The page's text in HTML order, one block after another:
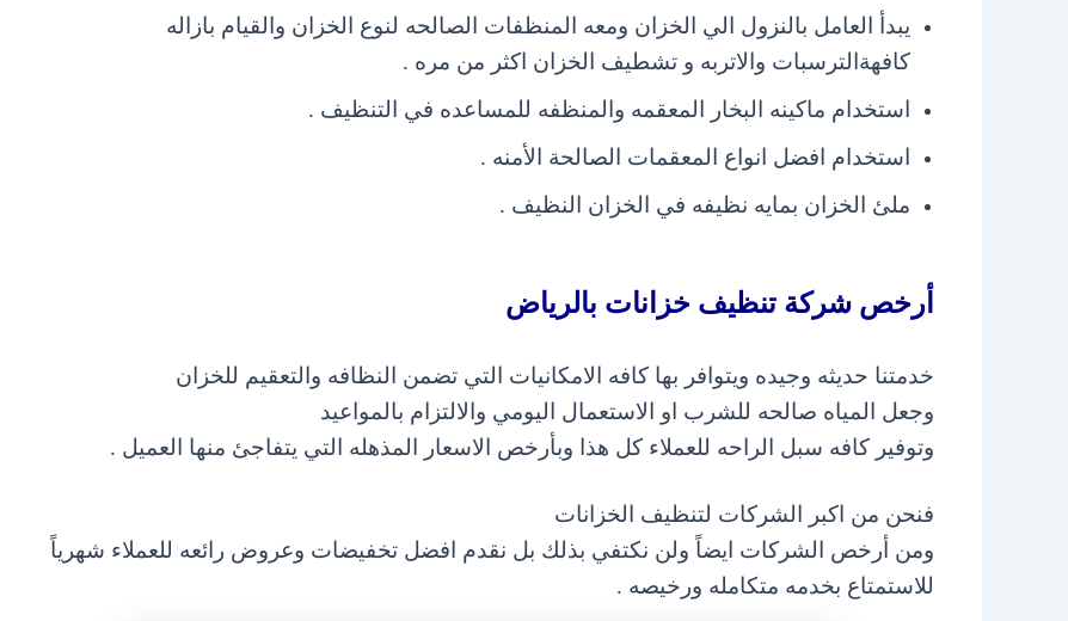
يبدأ العامل بالنزول الي الخزان ومعه المنظفات الصالحه لنوع الخزان والقيام بازاله
كافهةالترسبات و الاتربه و تشطيف الخزان اكثر من مره .
استخدام ماكينه البخار المعقمه والمنظفه للمساعده في التنظيف .
استخدام افضل انواع المعقمات الصالحة الأمنه .
ملئ الخزان بمايه نظيفه في الخزان النظيف .
أرخص شركة تنظيف خزانات بالرياض
خدمتنا حديثه وجيده ويتوافر بها كافه الامكانيات التي تضمن النظافه والتعقيم للخزان
وجعل المياه صالحه للشرب او الاستعمال اليومي والالتزام بالمواعيد
وتوفير كافه سبل الراحه للعملاء كل هذا وبأرخص الاسعار ا لمذهله التي يتفاجئ منها العميل .
فنحن من اكبر الشركات لتنظيف الخزانات
ومن أرخص الشركات ايضاً ولن نكتفي بذلك بل نقدم افضل تخفيضات وعروض رائعه للعملاء شهرياً
للاستمتاع بخدمه متكامله ورخيصه .